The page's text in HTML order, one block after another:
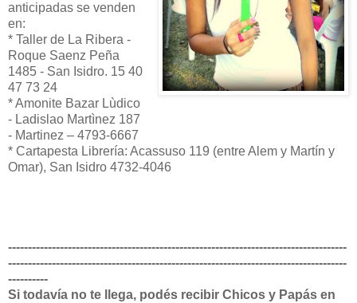
anticipadas se venden
en:
* Taller de La Ribera -
Roque Saenz Peña
1485 - San Isidro. 15 40
47 73 24
* Amonite Bazar Lùdico
- Ladislao Martìnez 187
- Martinez – 4793-6667
* Cartapesta Librería: Acassuso 119 (entre Alem y Martín y
Omar), San Isidro 4732-4046
-------------------------------------------------------------------------------------
-------------------------------------------------------------------------------------
----------
Si todavía no te llega, podés recibir Chicos y Papás en